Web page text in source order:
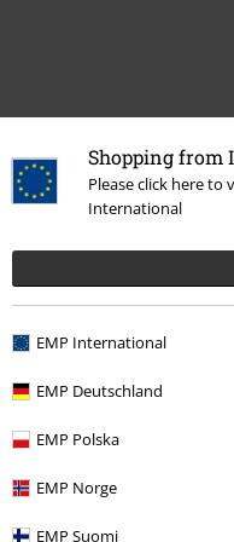
Shopping from
Please click here to
International
EMP International
EMP Deutschland
EMP Polska
EMP Norge
EMP Suomi
Meer categorieën. Meer
Figuren
Films & Series Disney Films
Funko Pop Star Wars
Films & Series
Films & Series
Films & Series